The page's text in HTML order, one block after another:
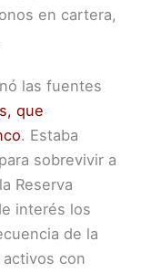
en cartera,
las fuentes
que
. Estaba
sobrevivir a
Reserva
interés los
de la
con